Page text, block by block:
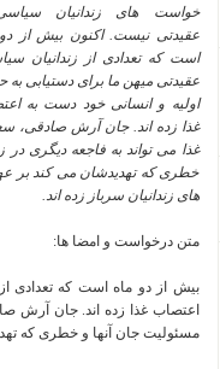
خواست های زندانیان
عقیدتی نیست. اکنون بیش از
است که تعدادی از زندانیان
عقیدتی میهن ما برای دستیابی به
اولیه و انسانی خود دست به
غذا زده اند. جان آرش صادقی،
غذا می تواند به فاجعه دیگری
خطری که تهدیدشان می کند بر
های زندانیان سرباز زده اند.
متن درخواست و امضا ها:
بیش از دو ماه است که تعدادی
اعتصاب غذا زده اند. جان آرش
مسئولیت جان آنها و خطری که